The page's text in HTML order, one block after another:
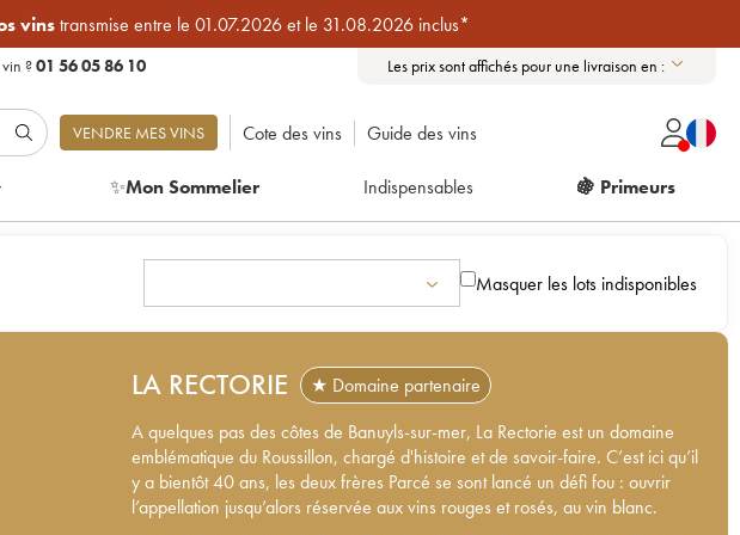
vinstransmise entre le 01.07.2026 et le 31.08.2026 inclus*
?01 56 05 86 10 Les prix sont affichés pour une livraison en :
VENDRE MES VINS Cote des vins Guide des vins
✨Mon Sommelier Indispensables 🍇 Primeurs
Masquer les lots indisponibles
LA RECTORIE
★ Domaine partenaire
A quelques pas des côtes de Banuyls-sur-mer, La Rectorie est un domaine
emblématique du Roussillon, chargé d'histoire et de savoir-faire. C’est ici qu’il
y a bientôt 40 ans, les deux frères Parcé se sont lancé un défi fou : ouvrir
l’appellation jusqu’alors réservée aux vins rouges et rosés, au vin blanc.